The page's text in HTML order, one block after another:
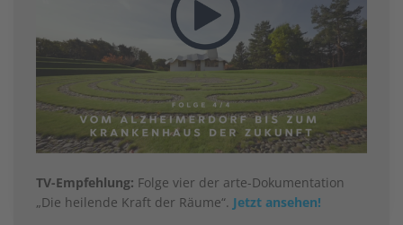
TV-Empfehlung: Folge vier der arte-Dokumentation
„Die heilende Kraft der Räume“. Jetzt ansehen!